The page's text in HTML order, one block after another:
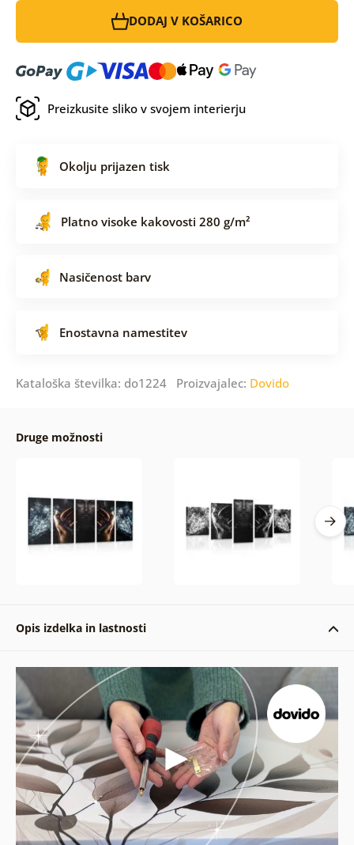
DODAJ V KOŠARICO
Preizkusite sliko v svojem interierju
Okolju prijazen tisk
Platno visoke kakovosti 280 g/m²
Nasičenost barv
Enostavna namestitev
Kataloška številka: do1224 Proizvajalec: Dovido
Druge možnosti
Opis izdelka in lastnosti